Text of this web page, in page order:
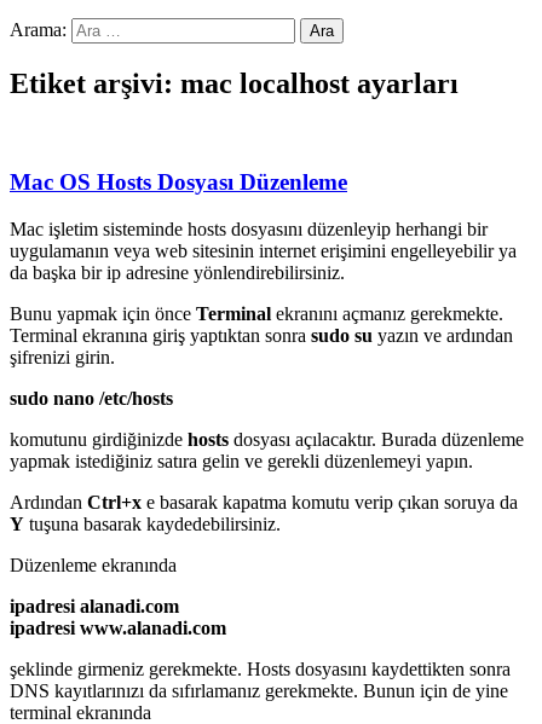
Arama:
Etiket arşivi: mac localhost ayarları
Mac OS Hosts Dosyası Düzenleme
Mac işletim sisteminde hosts dosyasını düzenleyip herhangi bir
uygulamanın veya web sitesinin internet erişimini engelleyebilir ya
da başka bir ip adresine yönlendirebilirsiniz.
Bunu yapmak için önce Terminal ekranını açmanız gerekmekte.
Terminal ekranına giriş yaptıktan sonra sudo su yazın ve ardından
şifrenizi girin.
sudo nano /etc/hosts
komutunu girdiğinizde hosts dosyası açılacaktır. Burada düzenleme
yapmak istediğiniz satıra gelin ve gerekli düzenlemeyi yapın.
Ardından Ctrl+x e basarak kapatma komutu verip çıkan soruya da
Y tuşuna basarak kaydedebilirsiniz.
Düzenleme ekranında
ipadresi alanadi.com
ipadresi www.alanadi.com
şeklinde girmeniz gerekmekte. Hosts dosyasını kaydettikten sonra
DNS kayıtlarınızı da sıfırlamanız gerekmekte. Bunun için de yine
terminal ekranında